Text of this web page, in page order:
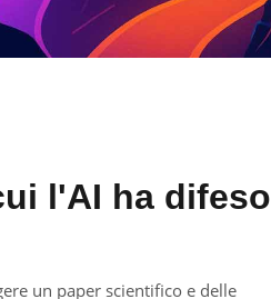
l'AI ha difeso
un paper scientifico e delle